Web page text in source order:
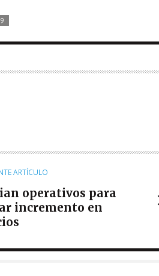
ARTÍCULO
operativos para
incremento en